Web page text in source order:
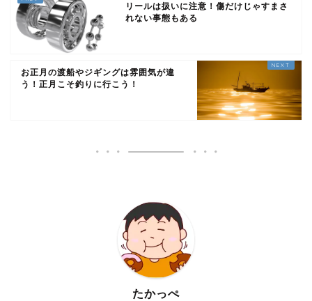
リールは扱いに注意！傷だけじゃすまさ
れない事態もある
お正月の渡船やジギングは雰囲気が違
う！正月こそ釣りに行こう！
たかっぺ